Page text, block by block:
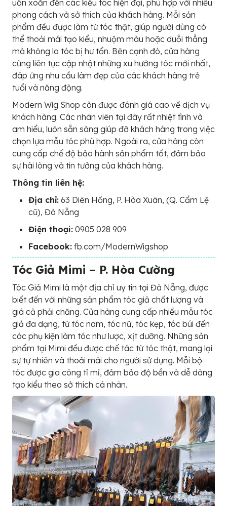
uốn xoăn đến các kiểu tóc hiện đại, phù hợp với nhiều
phong cách và sở thích của khách hàng. Mỗi sản
phẩm đều được làm từ tóc thật, giúp người dùng có
thể thoải mái tạo kiểu, nhuộm màu hoặc duỗi thẳng
mà không lo tóc bị hư tổn. Bên cạnh đó, cửa hàng
cũng liên tục cập nhật những xu hướng tóc mới nhất,
đáp ứng nhu cầu làm đẹp của các khách hàng trẻ
tuổi và năng động.
Modern Wig Shop còn được đánh giá cao về dịch vụ
khách hàng. Các nhân viên tại đây rất nhiệt tình và
am hiểu, luôn sẵn sàng giúp đỡ khách hàng trong việc
chọn lựa mẫu tóc phù hợp. Ngoài ra, cửa hàng còn
cung cấp chế độ bảo hành sản phẩm tốt, đảm bảo
sự hài lòng và tin tưởng của khách hàng.
Thông tin liên hệ:
Địa chỉ: 63 Diên Hồng, P. Hòa Xuân, (Q. Cẩm Lệ
cũ), Đà Nẵng
Điện thoại: 0905 028 909
Facebook: fb.com/ModernWigshop
Tóc Giả Mimi – P. Hòa Cường
Tóc Giả Mimi là một địa chỉ uy tín tại Đà Nẵng, được
biết đến với những sản phẩm tóc giả chất lượng và
giá cả phải chăng. Cửa hàng cung cấp nhiều mẫu tóc
giả đa dạng, từ tóc nam, tóc nữ, tóc kẹp, tóc búi đến
các phụ kiện làm tóc như lược, xịt dưỡng. Những sản
phẩm tại Mimi đều được chế tác từ tóc thật, mang lại
sự tự nhiên và thoải mái cho người sử dụng. Mỗi bộ
tóc được gia công tỉ mỉ, đảm bảo độ bền và dễ dàng
tạo kiểu theo sở thích cá nhân.